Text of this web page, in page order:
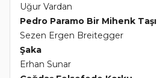
Uğur Vardan
Pedro Paramo Bir Mihenk Taşı
Sezen Ergen Breitegger
Şaka
Erhan Sunar